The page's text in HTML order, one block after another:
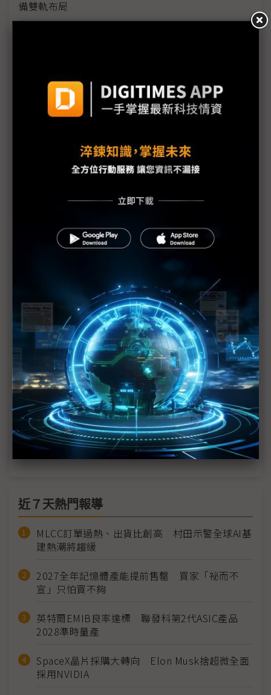
備雙軌布局
友達綠色布展再進化 回收材料佔比達8成
群創布局戶外、空拍機與車載顯示 擴大應用版圖
矽光子、先進封裝錢景閃耀Touch Taiwan 洪進揚：
Touch Taiwan秀跨域落地成果
搶攻AI資料中心高速互連 富采攜友達、鼎元大秀
首創「玻璃基板衛星天線」搶攻車用市場 友達
Micro LED照亮Touch Taiwan
富采推像素化車用光源平台 打入國際車廠供應鏈
富采攜手生態圈夥伴 Touch Taiwan搶進機器人自動
化
明基材料Touch Taiwan秀身手 四大戰略支柱齊亮相
矽光子技術升溫 Touch Taiwan首增專區
近７天熱門報導
MLCC訂單過熱、出貨比創高 村田示警全球AI基
建熱潮將趨緩
2027全年記憶體產能提前售罄 買家「祕而不
宣」只怕買不夠
英特爾EMIB良率達標 聯發科第2代ASIC產品
2028準時量產
SpaceX晶片採購大轉向 Elon Musk捨超微全面
採用NVIDIA